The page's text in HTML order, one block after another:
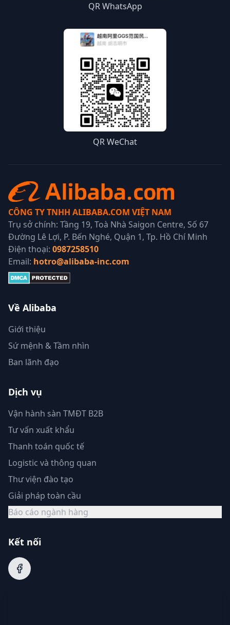
QR WhatsApp
QR WeChat
CÔNG TY TNHH ALIBABA.COM VIỆT NAM
Trụ sở chính: Tầng 19, Toà Nhà Saigon Centre, Số 67
Đường Lê Lợi, P. Bến Nghé, Quận 1, Tp. Hồ Chí Minh
Điện thoại: 0987258510
Email: hotro@alibaba-inc.com
Về Alibaba
Giới thiệu
Sứ mệnh & Tầm nhìn
Ban lãnh đạo
Dịch vụ
Vận hành sàn TMĐT B2B
Tư vấn xuất khẩu
Thanh toán quốc tế
Logistic và thông quan
Thư viện đào tạo
Giải pháp toàn cầu
Báo cáo ngành hàng
Kết nối